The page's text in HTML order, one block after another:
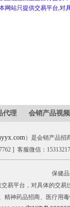
网站只提供交易平台,对
代理 会销产品视频
）是会销产品招
] 客服微信：
保健
易平台，对具体的交
精神药品招商、医疗用